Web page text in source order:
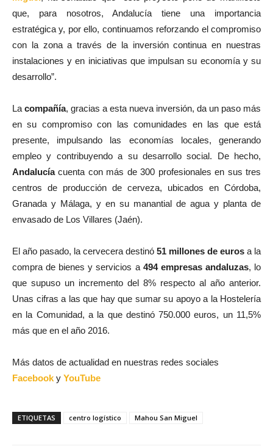
que, para nosotros, Andalucía tiene una importancia
estratégica y, por ello, continuamos reforzando el compromiso
con la zona a través de la inversión continua en nuestras
instalaciones y en iniciativas que impulsan su economía y su
desarrollo”.
Lacompañía, gracias a esta nueva inversión, da un paso más
en su compromiso con las comunidades en las que está
presente, impulsando las economías locales, generando
empleo y contribuyendo a su desarrollo social. De hecho,
Andalucíacuenta con más de 300 profesionales en sus tres
centros de producción de cerveza, ubicados en Córdoba,
Granada y Málaga, y en su manantial de agua y planta de
envasado de Los Villares (Jaén).
El año pasado, la cervecera destinó 51 millones de euros a la
compra de bienes y servicios a 494 empresas andaluzas, lo
que supuso un incremento del 8% respecto al año anterior.
Unas cifras a las que hay que sumar su apoyo a la Hostelería
en la Comunidad, a la que destinó 750.000 euros, un 11,5%
más que en el año 2016.
Más datos de actualidad en nuestras redes sociales
Facebooky YouTube
ETIQUETAS centro logístico Mahou San Miguel